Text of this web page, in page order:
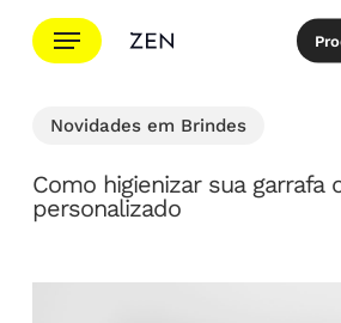
para
conteúdo
Menu
Cotação
Novidades em Brindes
Como higienizar sua garrafa
personalizado